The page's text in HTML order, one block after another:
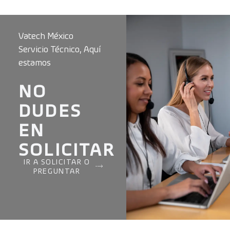
Vatech México
Servicio Técnico, Aquí
estamos
NO
DUDES
EN
SOLICITAR
IR A SOLICITAR O
PREGUNTAR